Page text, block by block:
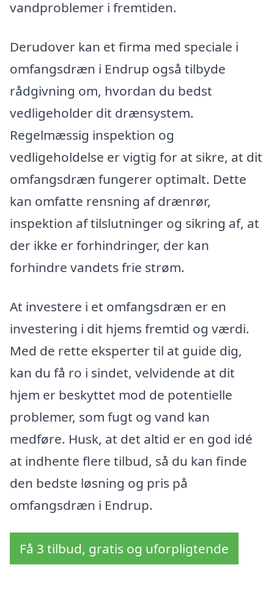
vandproblemer i fremtiden.
Derudover kan et firma med speciale i
omfangsdræn i Endrup også tilbyde
rådgivning om, hvordan du bedst
vedligeholder dit drænsystem.
Regelmæssig inspektion og
vedligeholdelse er vigtig for at sikre, at dit
omfangsdræn fungerer optimalt. Dette
kan omfatte rensning af drænrør,
inspektion af tilslutninger og sikring af, at
der ikke er forhindringer, der kan
forhindre vandets frie strøm.
At investere i et omfangsdræn er en
investering i dit hjems fremtid og værdi.
Med de rette eksperter til at guide dig,
kan du få ro i sindet, velvidende at dit
hjem er beskyttet mod de potentielle
problemer, som fugt og vand kan
medføre. Husk, at det altid er en god idé
at indhente flere tilbud, så du kan finde
den bedste løsning og pris på
omfangsdræn i Endrup.
Få 3 tilbud, gratis og uforpligtende